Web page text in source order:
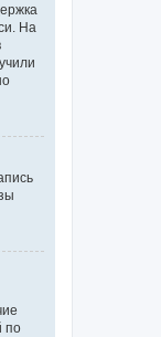
На
по